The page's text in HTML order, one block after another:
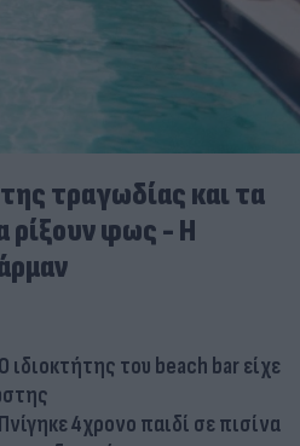
τραγωδίας και τα
ρίξουν φως - Η
του beach bar είχε
4χρονο παιδί σε πισίνα